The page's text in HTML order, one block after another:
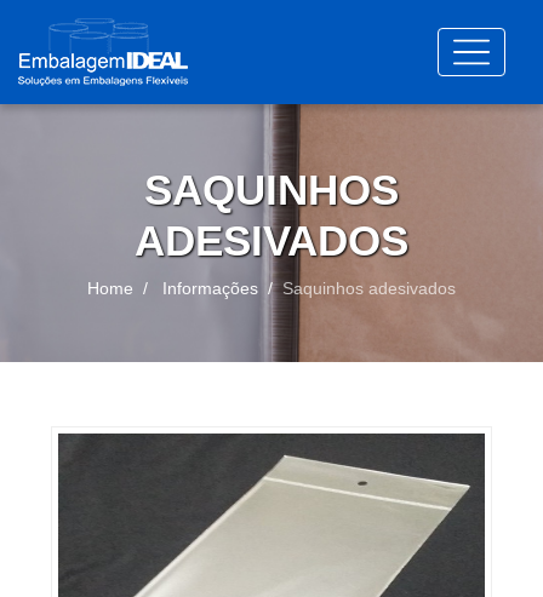
SAQUINHOS
ADESIVADOS
Home Informações Saquinhos adesivados